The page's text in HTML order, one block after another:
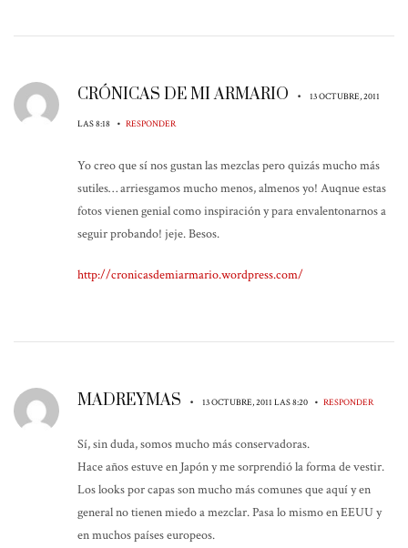
CRÓNICAS DE MI ARMARIO • 13 OCTUBRE, 2011
LAS 8:18 • RESPONDER
Yo creo que sí nos gustan las mezclas pero quizás mucho más
sutiles… arriesgamos mucho menos, almenos yo! Auqnue estas
fotos vienen genial como inspiración y para envalentonarnos a
seguir probando! jeje. Besos.
http://cronicasdemiarmario.wordpress.com/
MADREYMAS • 13 OCTUBRE, 2011 LAS 8:20 • RESPONDER
Sí, sin duda, somos mucho más conservadoras.
Hace años estuve en Japón y me sorprendió la forma de vestir.
Los looks por capas son mucho más comunes que aquí y en
general no tienen miedo a mezclar. Pasa lo mismo en EEUU y
en muchos países europeos.